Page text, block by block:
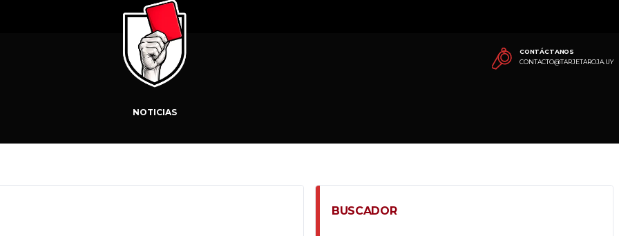
CONTÁCTANOS
CONTACTO@TARJETAROJA.UY
NOTICIAS
BUSCADOR